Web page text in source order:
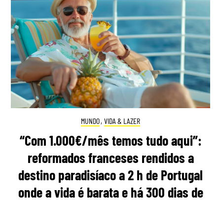
MUNDO, VIDA & LAZER
“Com 1.000€/mês temos tudo aqui”:
reformados franceses rendidos a
destino paradisíaco a 2 h de Portugal
onde a vida é barata e há 300 dias de